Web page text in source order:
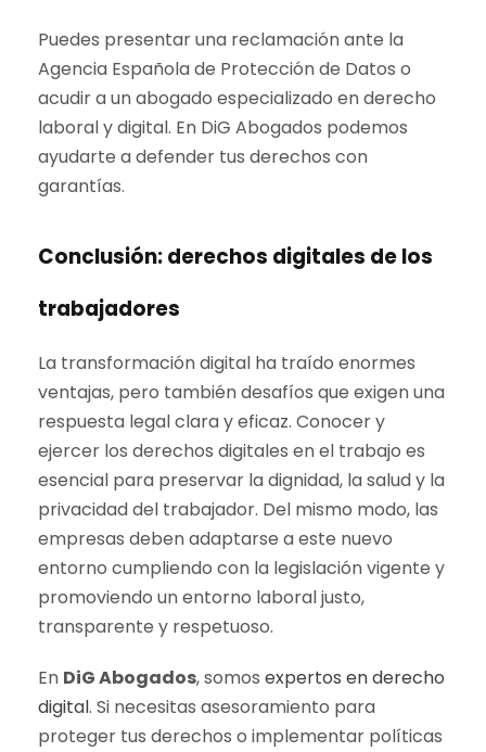
Puedes presentar una reclamación ante la
Agencia Española de Protección de Datos o
acudir a un abogado especializado en derecho
laboral y digital. En DiG Abogados podemos
ayudarte a defender tus derechos con
garantías.
Conclusión: derechos digitales de los
trabajadores
La transformación digital ha traído enormes
ventajas, pero también desafíos que exigen una
respuesta legal clara y eficaz. Conocer y
ejercer los derechos digitales en el trabajo es
esencial para preservar la dignidad, la salud y la
privacidad del trabajador. Del mismo modo, las
empresas deben adaptarse a este nuevo
entorno cumpliendo con la legislación vigente y
promoviendo un entorno laboral justo,
transparente y respetuoso.
En DiG Abogados, somos expertos en derecho
digital. Si necesitas asesoramiento para
proteger tus derechos o implementar políticas